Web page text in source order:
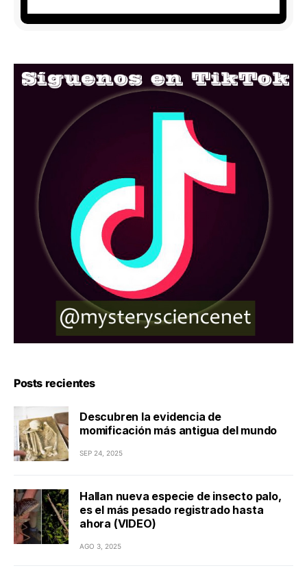
Posts recientes
Descubren la evidencia de
momificación más antigua del mundo
SEP 24, 2025
Hallan nueva especie de insecto palo,
es el más pesado registrado hasta
ahora (VIDEO)
AGO 3, 2025